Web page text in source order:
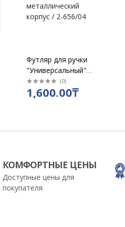
Футляр для ручки
"Универсальный"
черный
металлический
(0)
1,600.00₸
КОМФОРТНЫЕ ЦЕНЫ
Доступные цены для
покупателя